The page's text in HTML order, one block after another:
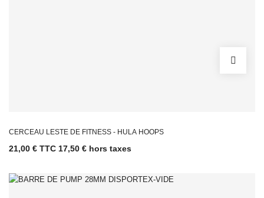
CERCEAU LESTE DE FITNESS - HULA HOOPS
21,00 € TTC 17,50 € hors taxes